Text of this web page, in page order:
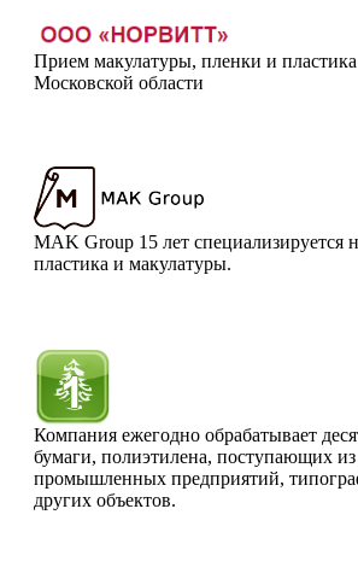
Прием макулатуры, пленки и
Московской области
MAK Group 15 лет специализируется
пластика и макулатуры.
Компания ежегодно обрабатывает
бумаги, полиэтилена, поступающих из
промышленных предприятий,
других объектов.